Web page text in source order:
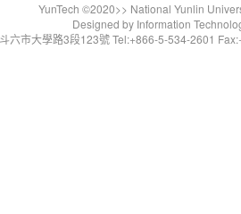
YunTech ©2020>> National Yunlin
Designed by Information
六市大學路3段123號 Tel:+866-5-534-2601